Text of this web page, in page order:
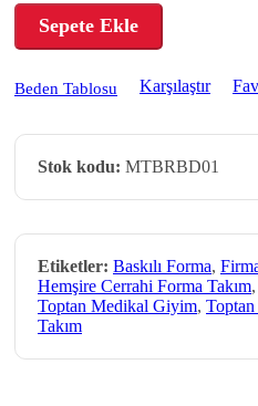
Sepete Ekle
Beden Tablosu Karşılaştır
Stok kodu: MTBRBD01
Etiketler: Baskılı Forma,
Hemşire Cerrahi Forma Takım,
Toptan Medikal Giyim, Toptan
Takım